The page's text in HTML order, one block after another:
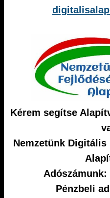
Kérem segítse
Nemzetünk
Adószámunk:
Pénzbeli